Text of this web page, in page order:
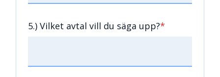
5.) Vilket avtal vill du säga upp?*